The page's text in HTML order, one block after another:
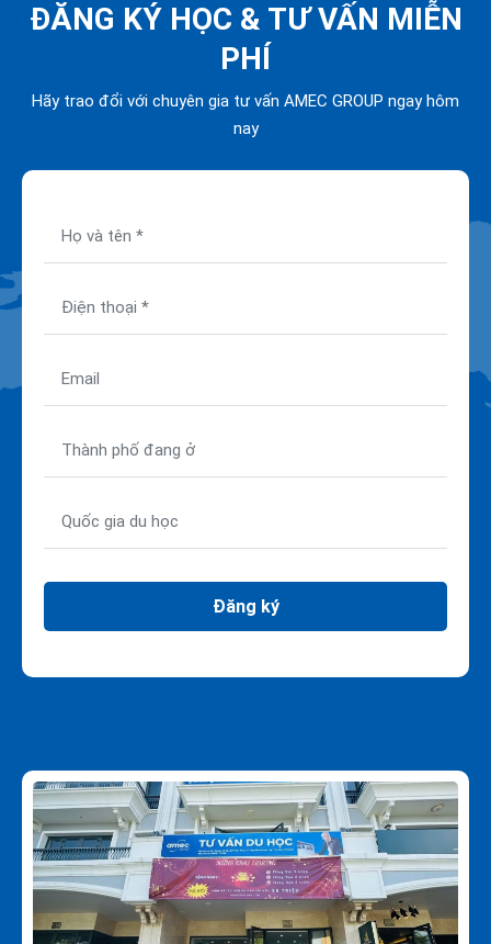
ĐĂNG KÝ HỌC & TƯ VẤN MIỄN
PHÍ
Hãy trao đổi với chuyên gia tư vấn AMEC GROUP ngay hôm
nay
Đăng ký